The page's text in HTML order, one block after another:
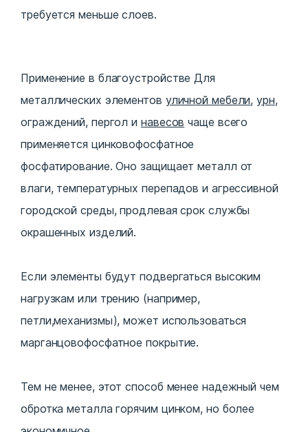
требуется меньше слоев.
Применение в благоустройстве Для
металлических элементов уличной мебели,урн,
ограждений, пергол и навесов чаще всего
применяется цинковофосфатное
фосфатирование. Оно защищает металл от
влаги, температурных перепадов и агрессивной
городской среды, продлевая срок службы
окрашенных изделий.
Если элементы будут подвергаться высоким
нагрузкам или трению (например,
петли,механизмы), может использоваться
марганцовофосфатное покрытие.
Тем не менее, этот способ менее надежный чем
обротка металла горячим цинком, но более